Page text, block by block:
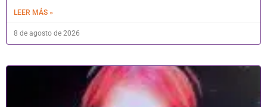
LEER MÁS »
8 de agosto de 2026